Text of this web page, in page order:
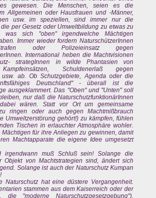
gewesen. Die Menschen, seien es die
Allgemeinen oder Hausfrauen und -Männer,
usw. im speziellen, sind immer nur die
per Gesetz oder Umweltbildung zu etwas zu
was sich "oben" irgendwelche Mächtigen
Immer wieder fordern NaturschützerInnen
oder Polizeieinsatz gegen
International heben die Machtvisionen
strategInnen in wilde Phantasien von
Schuldenerlaß gegen
usw. ab. Ob Schutzgebiete, Agenda oder die
Deutschland" - überall ist die
ausgeklammert. Das "Oben" und "Unten" soll
nur daß die NaturschutzfunktionärInnen
wären. Statt vor Ort um gemeinsame
ringen oder auch gegen Machtmißbrauch
Umweltzerstörung gehört!) zu kämpfen, fühlen
Tischen in erlauchter Atmosphäre wohler.
Mächtigen für ihre Anliegen zu gewinnen, damit
Machtapparate die eigene Idee umgesetzt
irgendwann muß Schluß sein! Solange die
Objekt von Machtstrategien sind, ändert sich
Solange ist auch der Naturschutz Kumpan
Naturschutz hat eine düstere Vergangenheit.
stammen aus dem Kaiserreich oder der
die "moderne Naturschutzgesetzgebung").